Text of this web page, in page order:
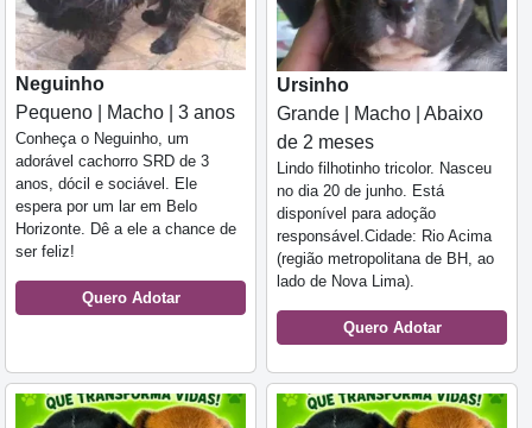
Neguinho
Pequeno | Macho | 3 anos
Conheça o Neguinho, um
adorável cachorro SRD de 3
anos, dócil e sociável. Ele
espera por um lar em Belo
Horizonte. Dê a ele a chance de
ser feliz!
Quero Adotar
Ursinho
Grande | Macho | Abaixo
de 2 meses
Lindo filhotinho tricolor. Nasceu
no dia 20 de junho. Está
disponível para adoção
responsável.Cidade: Rio Acima
(região metropolitana de BH, ao
lado de Nova Lima).
Quero Adotar